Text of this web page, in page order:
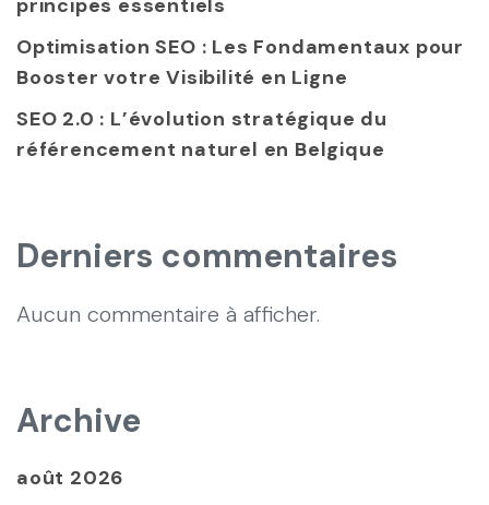
Optimisation SEO : Les Fondamentaux pour
Booster votre Visibilité en Ligne
SEO 2.0 : L’évolution stratégique du
référencement naturel en Belgique
Derniers commentaires
Aucun commentaire à afficher.
Archive
août 2026